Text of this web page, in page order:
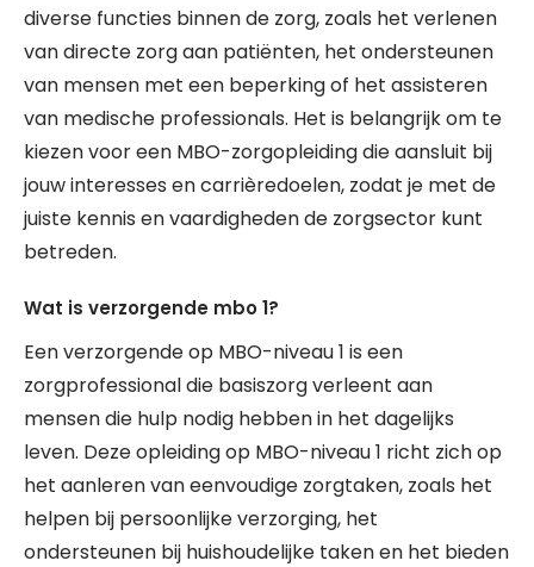
diverse functies binnen de zorg, zoals het verlenen
van directe zorg aan patiënten, het ondersteunen
van mensen met een beperking of het assisteren
van medische professionals. Het is belangrijk om te
kiezen voor een MBO-zorgopleiding die aansluit bij
jouw interesses en carrièredoelen, zodat je met de
juiste kennis en vaardigheden de zorgsector kunt
betreden.
Wat is verzorgende mbo 1?
Een verzorgende op MBO-niveau 1 is een
zorgprofessional die basiszorg verleent aan
mensen die hulp nodig hebben in het dagelijks
leven. Deze opleiding op MBO-niveau 1 richt zich op
het aanleren van eenvoudige zorgtaken, zoals het
helpen bij persoonlijke verzorging, het
ondersteunen bij huishoudelijke taken en het bieden